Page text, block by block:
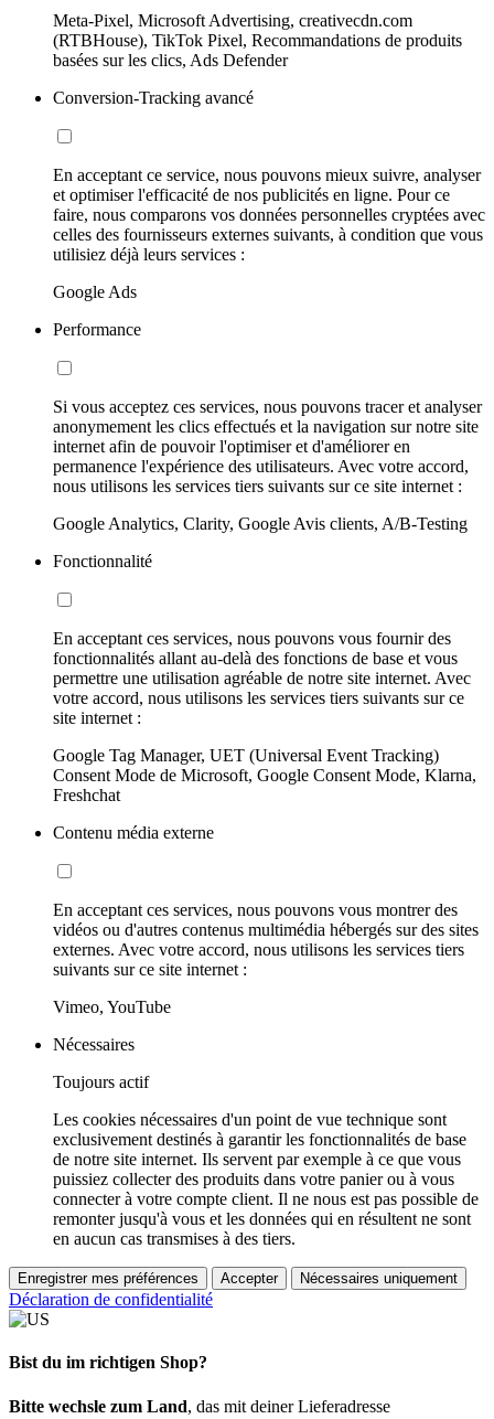
Meta-Pixel, Microsoft Advertising, creativecdn.com
(RTBHouse), TikTok Pixel, Recommandations de produits
basées sur les clics, Ads Defender
Conversion-Tracking avancé
En acceptant ce service, nous pouvons mieux suivre, analyser
et optimiser l'efficacité de nos publicités en ligne. Pour ce
faire, nous comparons vos données personnelles cryptées avec
celles des fournisseurs externes suivants, à condition que vous
utilisiez déjà leurs services :
Google Ads
Performance
Si vous acceptez ces services, nous pouvons tracer et analyser
anonymement les clics effectués et la navigation sur notre site
internet afin de pouvoir l'optimiser et d'améliorer en
permanence l'expérience des utilisateurs. Avec votre accord,
nous utilisons les services tiers suivants sur ce site internet :
Google Analytics, Clarity, Google Avis clients, A/B-Testing
Fonctionnalité
En acceptant ces services, nous pouvons vous fournir des
fonctionnalités allant au-delà des fonctions de base et vous
permettre une utilisation agréable de notre site internet. Avec
votre accord, nous utilisons les services tiers suivants sur ce
site internet :
Google Tag Manager, UET (Universal Event Tracking)
Consent Mode de Microsoft, Google Consent Mode, Klarna,
Freshchat
Contenu média externe
En acceptant ces services, nous pouvons vous montrer des
vidéos ou d'autres contenus multimédia hébergés sur des sites
externes. Avec votre accord, nous utilisons les services tiers
suivants sur ce site internet :
Vimeo, YouTube
Nécessaires
Toujours actif
Les cookies nécessaires d'un point de vue technique sont
exclusivement destinés à garantir les fonctionnalités de base
de notre site internet. Ils servent par exemple à ce que vous
puissiez collecter des produits dans votre panier ou à vous
connecter à votre compte client. Il ne nous est pas possible de
remonter jusqu'à vous et les données qui en résultent ne sont
en aucun cas transmises à des tiers.
Enregistrer mes préférences Accepter Nécessaires uniquement
Déclaration de confidentialité
Bist du im richtigen Shop?
Bitte wechsle zum Land, das mit deiner Lieferadresse